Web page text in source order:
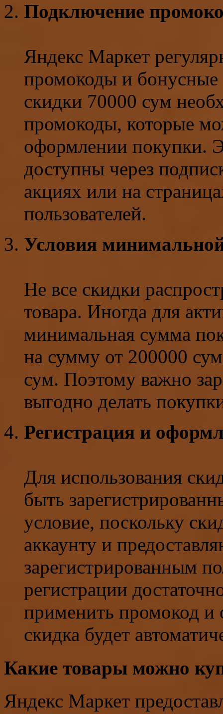
Подключение
Яндекс Маркет
промокоды и
скидки 70000 сум
промокоды, которые
оформлении покупки.
доступны через
акциях или на
пользователей.
Условия
Не все скидки
товара. Иногда для
минимальная сумма
на сумму от 200000
сум. Поэтому важно
выгодно делать
Регистрация и
Для использования
быть
условие, поскольку
аккаунту и
зарегистрированным
регистрации
применить промокод и
скидка будет
Какие товары можно
Яндекс Маркет